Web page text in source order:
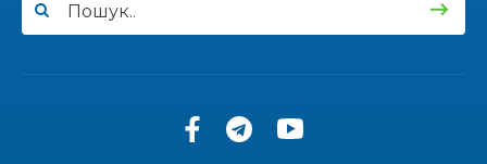
“Серпневі свята” – Клуб з народознавства
Юні мешканці Бахмутської громади у Харкові
долучилися до проєкту «Радість у дитячих